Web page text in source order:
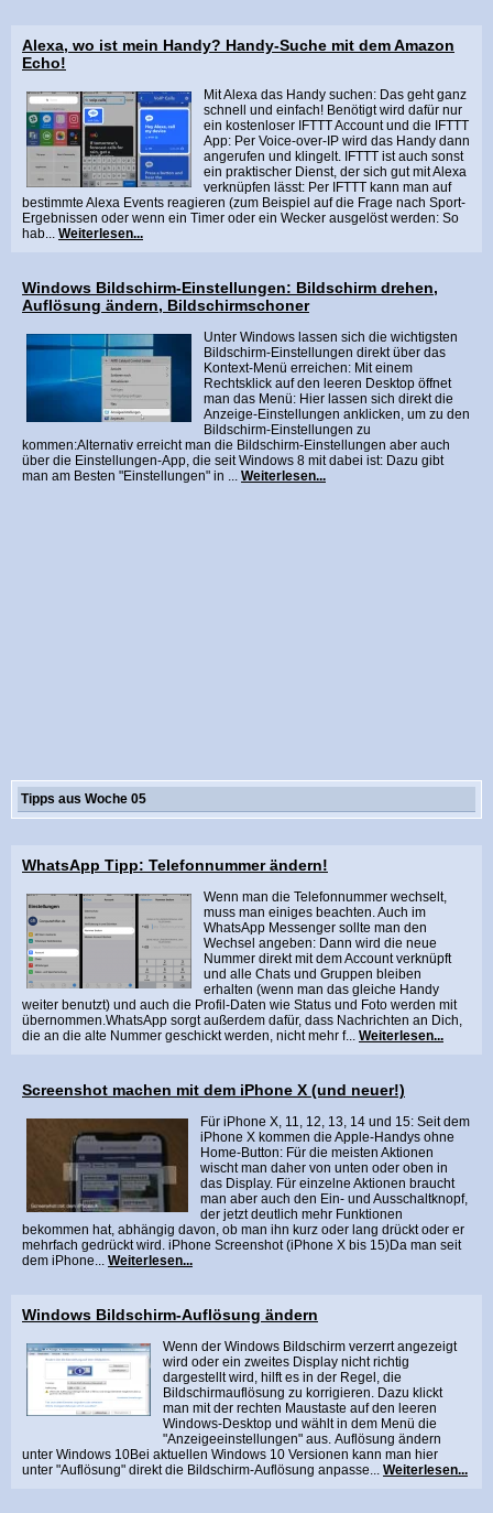
Alexa, wo ist mein Handy? Handy-Suche mit dem Amazon
Echo!
Mit Alexa das Handy suchen: Das geht ganz
schnell und einfach! Benötigt wird dafür nur
ein kostenloser IFTTT Account und die IFTTT
App: Per Voice-over-IP wird das Handy dann
angerufen und klingelt. IFTTT ist auch sonst
ein praktischer Dienst, der sich gut mit Alexa
verknüpfen lässt: Per IFTTT kann man auf
bestimmte Alexa Events reagieren (zum Beispiel auf die Frage nach Sport-
Ergebnissen oder wenn ein Timer oder ein Wecker ausgelöst werden: So
hab... Weiterlesen...
Windows Bildschirm-Einstellungen: Bildschirm drehen,
Auflösung ändern, Bildschirmschoner
Unter Windows lassen sich die wichtigsten
Bildschirm-Einstellungen direkt über das
Kontext-Menü erreichen: Mit einem
Rechtsklick auf den leeren Desktop öffnet
man das Menü: Hier lassen sich direkt die
Anzeige-Einstellungen anklicken, um zu den
Bildschirm-Einstellungen zu
kommen:Alternativ erreicht man die Bildschirm-Einstellungen aber auch
über die Einstellungen-App, die seit Windows 8 mit dabei ist: Dazu gibt
man am Besten "Einstellungen" in ... Weiterlesen...
Tipps aus Woche 05
WhatsApp Tipp: Telefonnummer ändern!
Wenn man die Telefonnummer wechselt,
muss man einiges beachten. Auch im
WhatsApp Messenger sollte man den
Wechsel angeben: Dann wird die neue
Nummer direkt mit dem Account verknüpft
und alle Chats und Gruppen bleiben
erhalten (wenn man das gleiche Handy
weiter benutzt) und auch die Profil-Daten wie Status und Foto werden mit
übernommen.WhatsApp sorgt außerdem dafür, dass Nachrichten an Dich,
die an die alte Nummer geschickt werden, nicht mehr f... Weiterlesen...
Screenshot machen mit dem iPhone X (und neuer!)
Für iPhone X, 11, 12, 13, 14 und 15: Seit dem
iPhone X kommen die Apple-Handys ohne
Home-Button: Für die meisten Aktionen
wischt man daher von unten oder oben in
das Display. Für einzelne Aktionen braucht
man aber auch den Ein- und Ausschaltknopf,
der jetzt deutlich mehr Funktionen
bekommen hat, abhängig davon, ob man ihn kurz oder lang drückt oder er
mehrfach gedrückt wird. iPhone Screenshot (iPhone X bis 15)Da man seit
dem iPhone... Weiterlesen...
Windows Bildschirm-Auflösung ändern
Wenn der Windows Bildschirm verzerrt angezeigt
wird oder ein zweites Display nicht richtig
dargestellt wird, hilft es in der Regel, die
Bildschirmauflösung zu korrigieren. Dazu klickt
man mit der rechten Maustaste auf den leeren
Windows-Desktop und wählt in dem Menü die
"Anzeigeeinstellungen" aus. Auflösung ändern
unter Windows 10Bei aktuellen Windows 10 Versionen kann man hier
unter "Auflösung" direkt die Bildschirm-Auflösung anpasse... Weiterlesen...